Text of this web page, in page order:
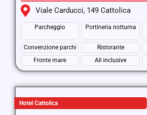
Viale Carducci, 149 Cattolica
Parcheggio Portineria notturna
Convenzione parchi
Ristorante
Fronte mare
All inclusive
Hotel Cattolica